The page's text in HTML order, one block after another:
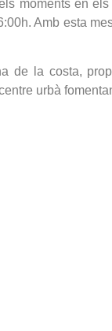
moments en
Amb esta
de la costa,
urbà